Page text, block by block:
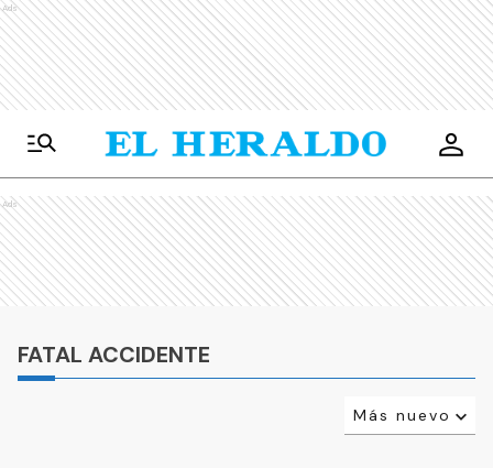
Ads
Ads
FATAL ACCIDENTE
Más nuevo